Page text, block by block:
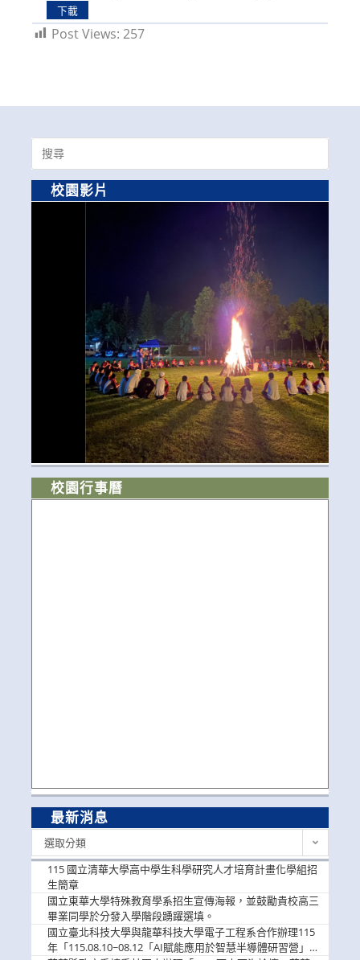
下載
Post Views: 257
Search
for:
校園影片
校園行事曆
最新消息
選取分類
115 國立清華大學高中學生科學研究人才培育計畫化學組招
生簡章
國立東華大學特殊教育學系招生宣傳海報，並鼓勵貴校高三
畢業同學於分發入學階段踴躍選填。
國立臺北科技大學與龍華科技大學電子工程系合作辦理115
年「115.08.10~08.12「AI賦能應用於智慧半導體研習營」，